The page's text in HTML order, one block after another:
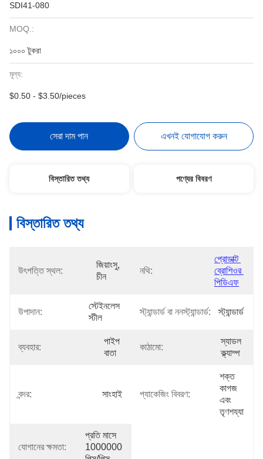
SDI41-080
MOQ.:
১০০০ টুকরা
মূল্য:
$0.50 - $3.50/pieces
সেরা দাম পান এখনই যোগাযোগ করুন
বিস্তারিত তথ্য পণ্যের বিবরণ
বিস্তারিত তথ্য
উৎপত্তি স্থল:
জিয়াংসু,
চীন
নথি:
প্রোডাক্ট
ব্রোশিওর
পিডিএফ
উপাদান:
স্টেইনলেস
স্টীল
স্ট্যান্ডার্ড বা ননস্ট্যান্ডার্ড: স্ট্যান্ডার্ড
ব্যবহার:
পাইপ
বাতা
কাঠামো:
স্যাডল
ক্ল্যাম্প
বন্দর: সাংহাই প্যাকেজিং বিবরণ:
শক্ত
কাগজ
এবং
তৃণশয্যা
যোগানের ক্ষমতা:
প্রতি মাসে
1000000